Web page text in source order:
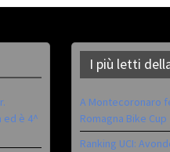
ed è 4^
I più letti
A Montecoronaro
Romagna Bike Cup
Ranking UCI: